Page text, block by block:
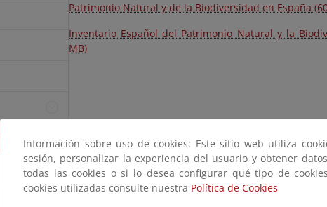
Patrimonio Natural y de la Biodiversidad en España
Inventario Español del Patrimonio Natural y la
MB)
Información sobre uso de cookies: Este sitio web utiliza
sesión, personalizar la experiencia del usuario y obtener
todas las cookies o si lo desea configurar qué tipo de
cookies utilizadas consulte nuestra Política de Cookies